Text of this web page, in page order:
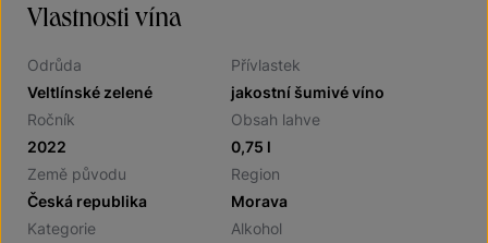
Vlastnosti vína
Odrůda
Veltlínské zelené
Přívlastek
jakostní šumivé víno
Ročník
2022
Obsah lahve
0,75 l
Země původu
Česká republika
Region
Morava
Kategorie
Alkohol